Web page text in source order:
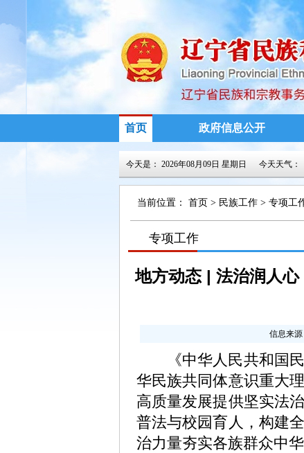
首页 政府信息公开
今天是： 2026年08月09日 星期日 今天天气：
当前位置： 首页 > 民族工作 > 专项工
>>
专项工作
地方动态 | 法治润人
信息来
《中华人民共和国
华民族共同体意识重大
高质量发展提供坚实法
普法与校园育人，构建
治力量夯实各族群众中